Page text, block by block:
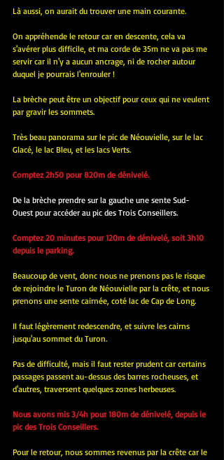
Là aussi, on aurait du trouver une main courante.
On appréhende le retour car en descente, cela va
s'avérer plus difficile, et ma corde de 35m ne va pas me
servir car il n'y a aucun ancrage, ni de rocher autour
duquel je pourrais l'enrouler !
La brèche peut être un objectif pour ceux qui ne veulent
par gravir les sommets.
Très beau panorama sur le pic de Néouvielle, sur le lac
Glacé, le lac Bleu, et les lacs Verts.
Comptez 2h50 pour 820m de dénivelé.
De la brèche prendre sur la gauche une sente Sud-
Ouest pour accéder au pic des Trois Conseillers.
Comptez 20 minutes pour 120m de dénivelé, soit 3h10
depuis le parking.
Beaucoup de vent, donc nous ne prenons pas le risque
de rejoindre le Turon de Néouvielle par la crête, et nous
prenons une sente cairnée, coté lac de Cap de Long.
Il faut légèrement redescendre, et suivre les cairns
jusqu'au sommet du Turon.
Pas de difficulté, mais il faut rester prudent car certains
passages passent au-dessus des barres rocheuses, et
d'autres, traversent quelques zones herbeuses.
Nous avons mis 3/4h pour 180m de dénivelé, depuis le
pic des Trois Conseillers.
Pour le retour, nous sommes revenus par la crête car le